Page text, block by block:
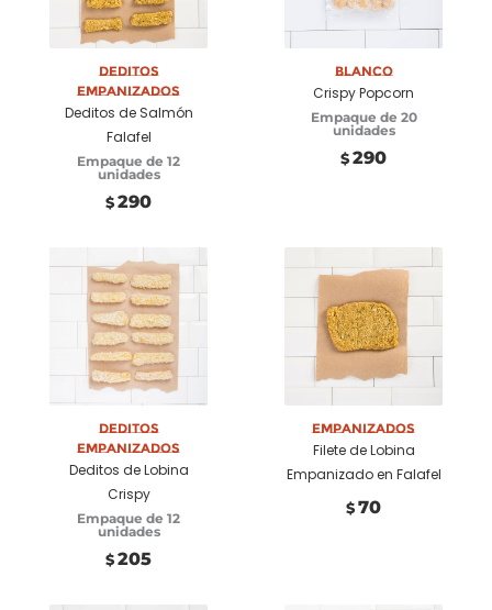
carrito
Deditos
Empanizados
Deditos de Salmón
Falafel
Empaque de 12
unidades
$ 290
Blanco
Crispy Popcorn
Empaque de 20
unidades
$ 290
Añadir a
carrito
Deditos
Empanizados
Deditos de Lobina
Crispy
Empaque de 12
unidades
$ 205
Añadir a
carrito
Empanizados
Filete de Lobina
Empanizado en Falafel
$ 70